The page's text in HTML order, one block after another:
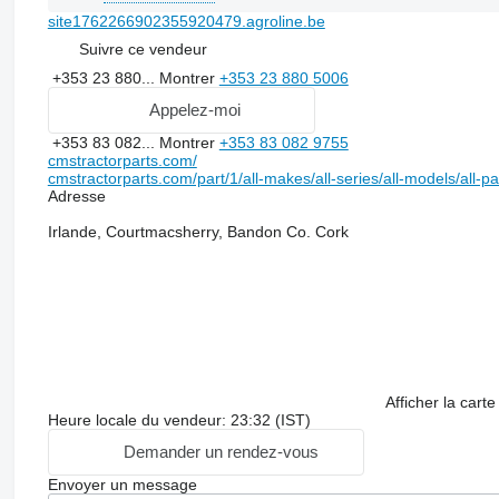
site1762266902355920479.agroline.be
Suivre ce vendeur
+353 23 880... Montrer +353 23 880 5006
Appelez-moi
+353 83 082... Montrer +353 83 082 9755
cmstractorparts.com/
cmstractorparts.com/part/1/all-makes/all-series/all-models/all-
Adresse
Irlande, Courtmacsherry, Bandon Co. Cork
Afficher la carte
Heure locale du vendeur: 23:32 (IST)
Demander un rendez-vous
Envoyer un message